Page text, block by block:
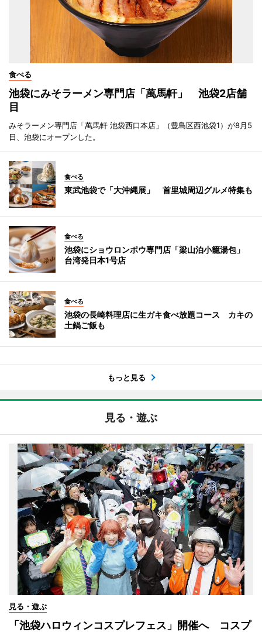
食べる
池袋にみそラーメン専門店「萬馬軒」 池袋2店舗
目
みそラーメン専門店「萬馬軒 池袋西口本店」（豊島区西池袋1）が8月5
日、池袋にオープンした。
食べる
東武池袋で「大沖縄展」 首里城周辺グルメ特集も
食べる
池袋にショウロンポウ専門店「梁山泊小籠湯包」
台湾発日本1号店
食べる
池袋の長崎料理店に生ガキ食べ放題コース カキの
土鍋ご飯も
もっと見る
見る・遊ぶ
見る・遊ぶ
「池袋ハロウィンコスプレフェス」開催へ コスプ